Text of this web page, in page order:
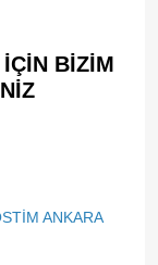
BİZİM
ANKARA